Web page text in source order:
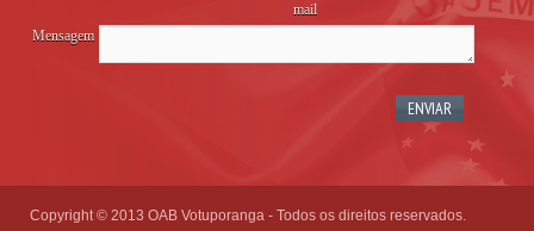
mail
Mensagem
Copyright © 2013 OAB Votuporanga - Todos os direitos reservados.